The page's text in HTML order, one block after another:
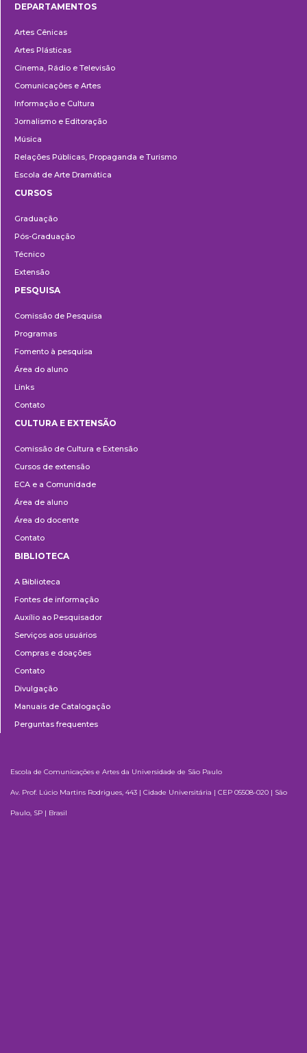
DEPARTAMENTOS
Artes Cênicas
Artes Plásticas
Cinema, Rádio e Televisão
Comunicações e Artes
Informação e Cultura
Jornalismo e Editoração
Música
Relações Públicas, Propaganda e Turismo
Escola de Arte Dramática
CURSOS
Graduação
Pós-Graduação
Técnico
Extensão
PESQUISA
Comissão de Pesquisa
Programas
Fomento à pesquisa
Área do aluno
Links
Contato
e
Extensão
CULTURA E EXTENSÃO
Comissão de Cultura e Extensão
Cursos de extensão
ECA e a Comunidade
Área de aluno
Área do docente
Contato
BIBLIOTECA
A Biblioteca
Fontes de informação
Auxílio ao Pesquisador
Serviços aos usuários
Compras e doações
Contato
Divulgação
Manuais de Catalogação
Perguntas frequentes
Escola de Comunicações e Artes da Universidade de São Paulo
Av. Prof. Lúcio Martins Rodrigues, 443 | Cidade Universitária | CEP 05508-020 | São
Paulo, SP | Brasil